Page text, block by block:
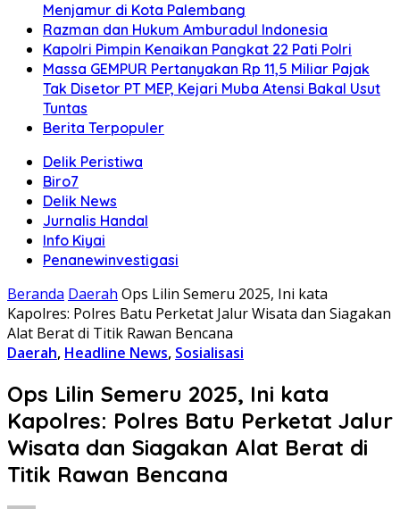
Menjamur di Kota Palembang
Razman dan Hukum Amburadul Indonesia
Kapolri Pimpin Kenaikan Pangkat 22 Pati Polri
Massa GEMPUR Pertanyakan Rp 11,5 Miliar Pajak
Tak Disetor PT MEP, Kejari Muba Atensi Bakal Usut
Tuntas
Berita Terpopuler
Delik Peristiwa
Biro7
Delik News
Jurnalis Handal
Info Kiyai
Penanewinvestigasi
Beranda Daerah Ops Lilin Semeru 2025, Ini kata
Kapolres: Polres Batu Perketat Jalur Wisata dan Siagakan
Alat Berat di Titik Rawan Bencana
Daerah, Headline News, Sosialisasi
Ops Lilin Semeru 2025, Ini kata
Kapolres: Polres Batu Perketat Jalur
Wisata dan Siagakan Alat Berat di
Titik Rawan Bencana